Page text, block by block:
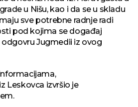
u Nišu, kao i da se u skladu
sve potrebne radnje radi
pod kojima se događaj
odgovru Jugmedii iz ovog
Leskovca izvršio je